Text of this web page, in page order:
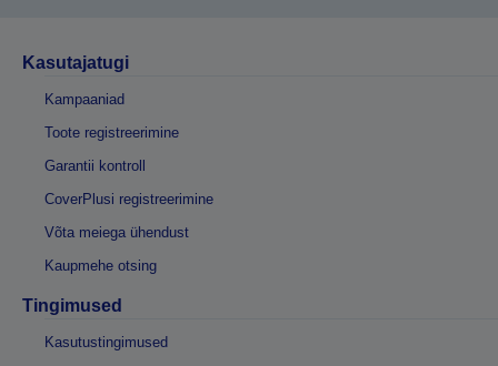
Kasutajatugi
Kampaaniad
Toote registreerimine
Garantii kontroll
CoverPlusi registreerimine
Võta meiega ühendust
Kaupmehe otsing
Tingimused
Kasutustingimused